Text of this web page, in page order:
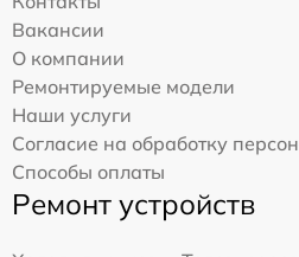
Вакансии
О компании
Ремонтируемые модели
Наши услуги
Согласие на обработку
Способы оплаты
Ремонт устройств